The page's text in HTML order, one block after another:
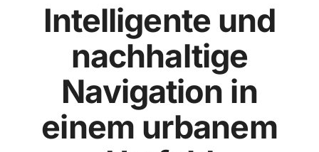
Intelligente und
nachhaltige
Navigation in
einem urbanem